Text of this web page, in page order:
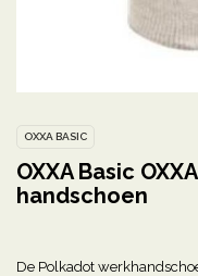
OXXA BASIC
OXXA Basic
handschoen
De Polkadot